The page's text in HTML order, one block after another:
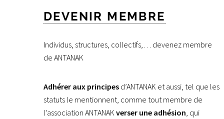
DEVENIR MEMBRE
Individus, structures, collectifs,… devenez membre
de ANTANAK
Adhérer aux principes d’ANTANAK et aussi, tel que les
statuts le mentionnent, comme tout membre de
l’association ANTANAKverser une adhésion, qui